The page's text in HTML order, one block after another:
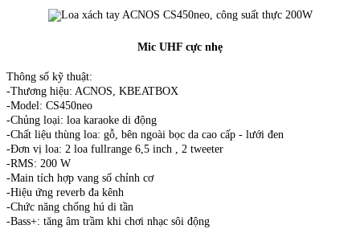
Mic UHF cực nhẹ
Thông số kỹ thuật:
-Thương hiệu: ACNOS, KBEATBOX
-Model: CS450neo
-Chủng loại: loa karaoke di động
-Chất liệu thùng loa: gỗ, bên ngoài bọc da cao cấp - lưới đen
-Đơn vị loa: 2 loa fullrange 6,5 inch , 2 tweeter
-RMS: 200 W
-Main tích hợp vang số chỉnh cơ
-Hiệu ứng reverb đa kênh
-Chức năng chống hú di tần
-Bass+: tăng âm trầm khi chơi nhạc sôi động